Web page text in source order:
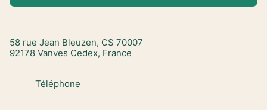
58 rue Jean Bleuzen, CS 70007
92178 Vanves Cedex, France
Téléphone